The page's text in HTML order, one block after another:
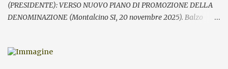
(PRESIDENTE): VERSO NUOVO PIANO DI PROMOZIONE DELLA
DENOMINAZIONE (Montalcino SI, 20 novembre 2025). Balzo
precedente (-0,9%). Fondamentale – rileva il Consorzio del vino